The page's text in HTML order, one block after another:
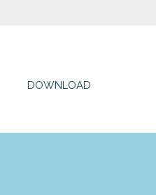
DOWNLOAD